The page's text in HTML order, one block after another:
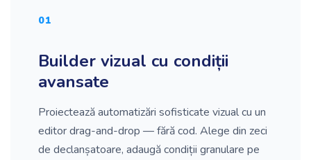
01
Builder vizual cu condiții
avansate
Proiectează automatizări sofisticate vizual cu un
editor drag-and-drop — fără cod. Alege din zeci
de declanșatoare, adaugă condiții granulare pe